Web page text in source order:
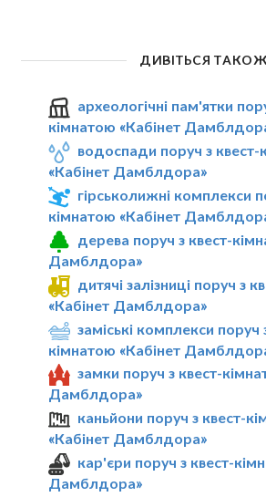
ДИВІТЬСЯ ТАКОЖ
археологічні пам'ятки
кімнатою «Кабінет
водоспади поруч з квест-
«Кабінет Дамблдора»
гірськолижні комплекси
кімнатою «Кабінет
дерева поруч з квест-
Дамблдора»
дитячі залізниці поруч з
«Кабінет Дамблдора»
заміські комплекси поруч
кімнатою «Кабінет
замки поруч з квест-
Дамблдора»
каньйони поруч з квест-
«Кабінет Дамблдора»
кар'єри поруч з квест-
Дамблдора»